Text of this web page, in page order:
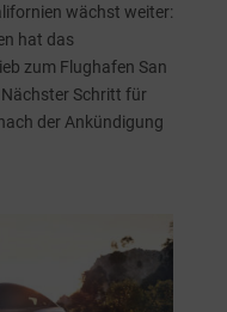
wächst weiter:
hat das
zum Flughafen San
Schritt für
der Ankündigung